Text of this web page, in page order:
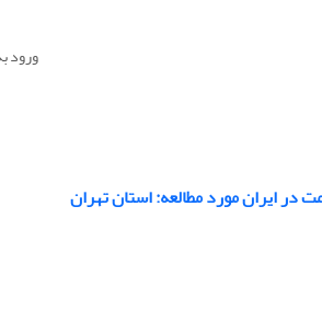
ورود
در ایران مورد مطالعه: استان تهران